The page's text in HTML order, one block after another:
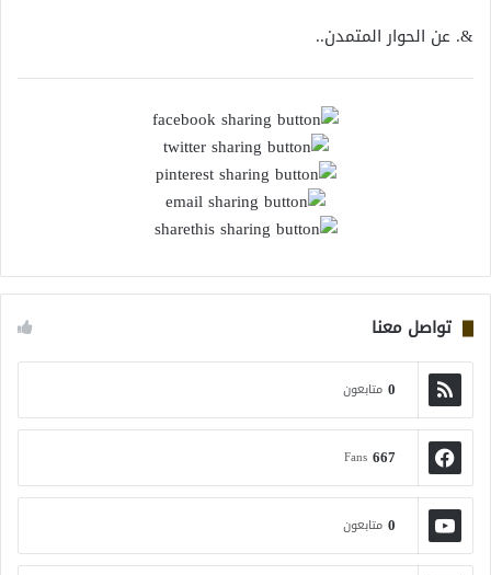
&. عن الحوار المتمدن..
تواصل معنا
0 متابعون
667
Fans
0 متابعون